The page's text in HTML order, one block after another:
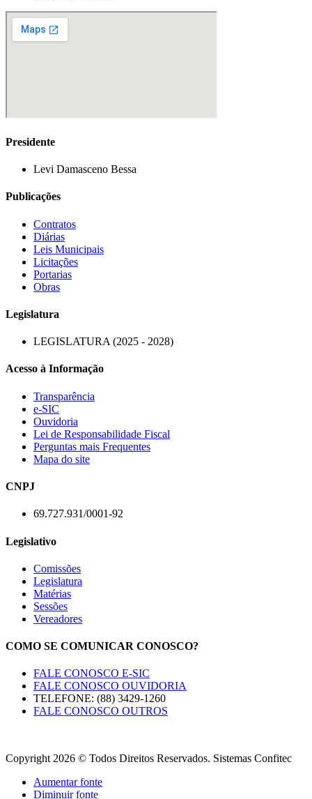
Presidente
Levi Damasceno Bessa
Publicações
Contratos
Diárias
Leis Municipais
Licitações
Portarias
Obras
Legislatura
LEGISLATURA (2025 - 2028)
Acesso à Informação
Transparência
e-SIC
Ouvidoria
Lei de Responsabilidade Fiscal
Perguntas mais Frequentes
Mapa do site
CNPJ
69.727.931/0001-92
Legislativo
Comissões
Legislatura
Matérias
Sessões
Vereadores
COMO SE COMUNICAR CONOSCO?
FALE CONOSCO E-SIC
FALE CONOSCO OUVIDORIA
TELEFONE: (88) 3429-1260
FALE CONOSCO OUTROS
Copyright 2026 © Todos Direitos Reservados. Sistemas Confitec
Aumentar fonte
Diminuir fonte